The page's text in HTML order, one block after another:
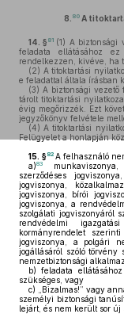
8. 80 A
14. § 81 (1) A biztonsági
feladata ellátásához
rendelkezzen, kivéve, ha
(2) A titoktartási
e feladattal általa írásban
(3) A biztonsági vezető
tárolt titoktartási
évig megőrizzék. Ezt
jegyzőkönyv felvétele
(4) A titoktartási
Felügyelet a honlapján
15. §82 A felhasználó
a)83
szerződéses
jogviszonya,
jogviszonya, bírói
jogviszonya, a
szolgálati jogviszonyáról
rendvédelmi
kormányrendelet
jogviszonya, a polgári
jogállásáról szóló törvény
nemzetbiztonsági
b) feladata
szükséges, vagy
c) „Bizalmas!” vagy
személyi biztonsági
lejárt, és nem került sor új